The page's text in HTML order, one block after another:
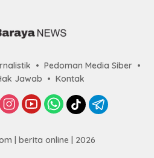
Pedoman Media Siber
Jawab
Kontak
| berita online | 2026